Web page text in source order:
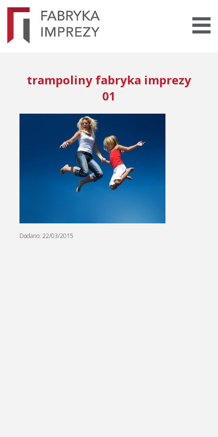
trampoliny fabryka imprezy
01
Dodano: 22/03/2015